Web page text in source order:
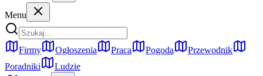
Menu
Firmy Ogłoszenia Praca Pogoda
Przewodnik
Poradniki
Ludzie